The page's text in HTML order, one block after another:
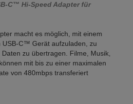
C™ Hi-Speed Adapter für
macht es möglich, mit einem
USB-C™ Gerät aufzuladen, zu
zu übertragen. Filme, Musik,
mit bis zu einer maximalen
von 480mbps transferiert